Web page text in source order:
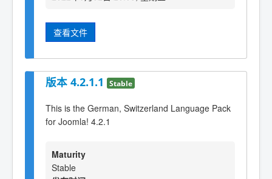
查看文件
版本 4.2.1.1 Stable
This is the German, Switzerland Language Pack
for Joomla! 4.2.1
Maturity
Stable